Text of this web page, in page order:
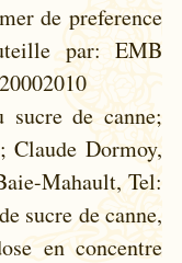
de preference
par: EMB
de canne;
Claude Dormoy,
Mahault, Tel:
sucre de canne,
en concentre